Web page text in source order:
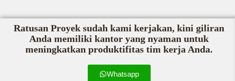
Ratusan Proyek sudah kami kerjakan, kini giliran
Anda memiliki kantor yang nyaman untuk
meningkatkan produktifitas tim kerja Anda.
Whatsapp